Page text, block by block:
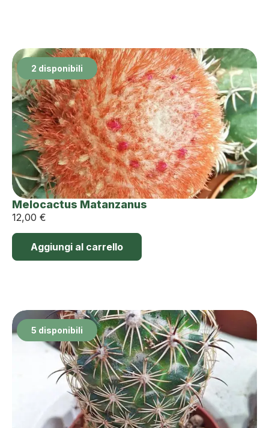
2 disponibili
Melocactus Matanzanus
12,00 €
Aggiungi al carrello
5 disponibili